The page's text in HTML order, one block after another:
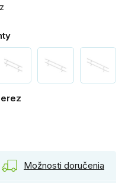
Možnosti doručenia